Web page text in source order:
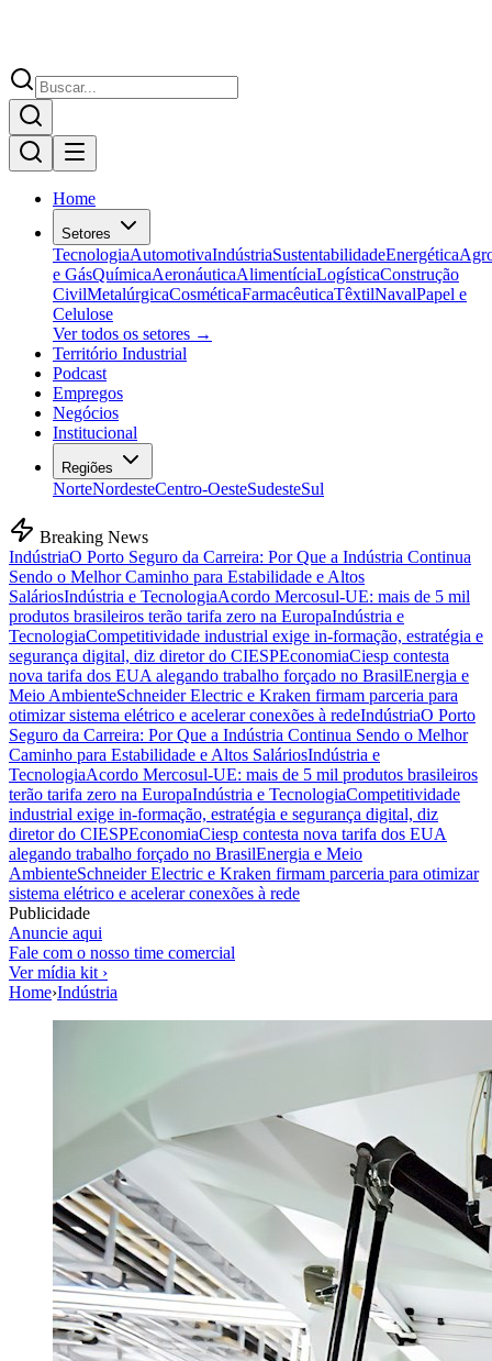
Home
Setores
TecnologiaAutomotivaIndústriaSustentabilidadeEnergética
e GásQuímicaAeronáuticaAlimentíciaLogísticaConstrução
CivilMetalúrgicaCosméticaFarmacêuticaTêxtilNavalPapel e
Celulose
Ver todos os setores →
Território Industrial
Podcast
Empregos
Negócios
Institucional
Regiões
NorteNordesteCentro-OesteSudesteSul
Breaking News
IndústriaO Porto Seguro da Carreira: Por Que a Indústria Continua
Sendo o Melhor Caminho para Estabilidade e Altos
SaláriosIndústria e TecnologiaAcordo Mercosul-UE: mais de 5 mil
produtos brasileiros terão tarifa zero na EuropaIndústria e
TecnologiaCompetitividade industrial exige in-formação, estratégia e
segurança digital, diz diretor do CIESPEconomiaCiesp contesta
nova tarifa dos EUA alegando trabalho forçado no BrasilEnergia e
Meio AmbienteSchneider Electric e Kraken firmam parceria para
otimizar sistema elétrico e acelerar conexões à redeIndústriaO Porto
Seguro da Carreira: Por Que a Indústria Continua Sendo o Melhor
Caminho para Estabilidade e Altos SaláriosIndústria e
TecnologiaAcordo Mercosul-UE: mais de 5 mil produtos brasileiros
terão tarifa zero na EuropaIndústria e TecnologiaCompetitividade
industrial exige in-formação, estratégia e segurança digital, diz
diretor do CIESPEconomiaCiesp contesta nova tarifa dos EUA
alegando trabalho forçado no BrasilEnergia e Meio
AmbienteSchneider Electric e Kraken firmam parceria para otimizar
sistema elétrico e acelerar conexões à rede
Publicidade
Anuncie aqui
Fale com o nosso time comercial
Ver mídia kit ›
Home›Indústria